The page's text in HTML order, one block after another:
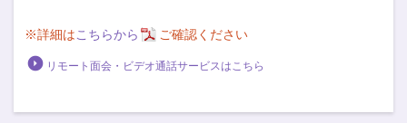
※詳細はこちらから ご確認ください
リモート面会・ビデオ通話サービスはこちら